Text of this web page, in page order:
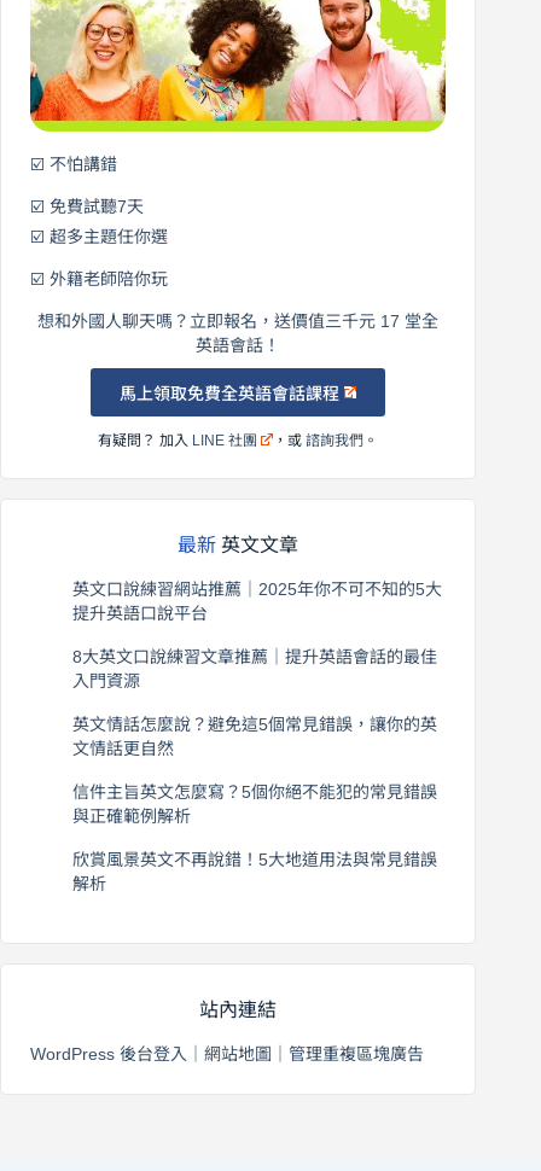
英
語！
☑️ 不怕講錯
☑️ 免費試聽7天
☑️ 超多主題任你選
☑️ 外籍老師陪你玩
想和外國人聊天嗎？立即報名，送價值三千元 17 堂全
英語會話！
馬上領取免費全英語會話課程
有疑問？ 加入 LINE 社團 ，或諮詢我們 。
最新 英文文章
英文口說練習網站推薦｜2025年你不可不知的5大
提升英語口說平台
8大英文口說練習文章推薦｜提升英語會話的最佳
入門資源
英文情話怎麼說？避免這5個常見錯誤，讓你的英
文情話更自然
信件主旨英文怎麼寫？5個你絕不能犯的常見錯誤
與正確範例解析
欣賞風景英文不再說錯！5大地道用法與常見錯誤
解析
站內連結
WordPress 後台登入 網站地圖 管理重複區塊廣告